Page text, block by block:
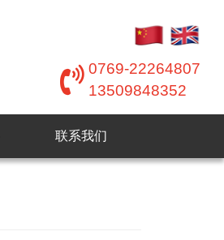
0769-22264807
13509848352
联系我们